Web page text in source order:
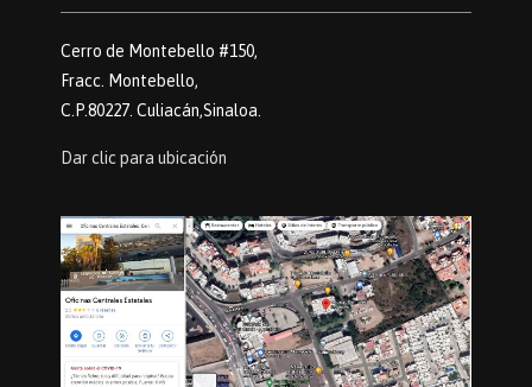
Cerro de Montebello #150,
Fracc. Montebello,
C.P.80227. Culiacán,Sinaloa.
Dar clic para ubicación